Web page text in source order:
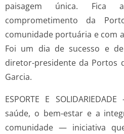
paisagem única.
comprometimento da
comunidade portuária e com
Foi um dia de sucesso e
diretor-presidente da Portos
Garcia.
ESPORTE E
saúde, o bem-estar e a
comunidade — iniciativa